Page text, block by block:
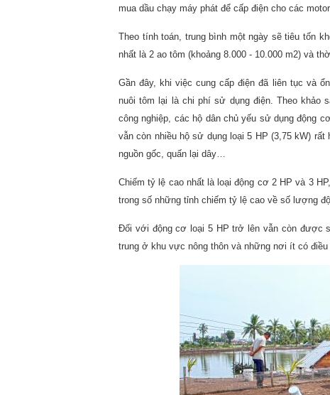
mua dầu chạy máy phát để cấp điện cho các
Theo tính toán, trung bình một ngày sẽ tiêu tốn
nhất là 2 ao tôm (khoảng 8.000 - 10.000 m2) và
Gần đây, khi việc cung cấp điện đã liên tục và
nuôi tôm lại là chi phí sử dụng điện. Theo khảo
công nghiệp, các hộ dân chủ yếu sử dụng động
vẫn còn nhiều hộ sử dụng loại 5 HP (3,75 kW)
nguồn gốc, quấn lại dây…
Chiếm tỷ lệ cao nhất là loại động cơ 2 HP và 3
trong số những tỉnh chiếm tỷ lệ cao về số lượng
Đối với động cơ loại 5 HP trở lên vẫn còn được
trung ở khu vực nông thôn và những nơi ít có